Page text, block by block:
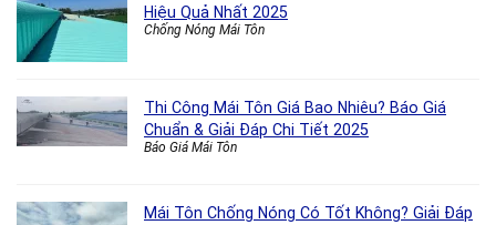
Hiệu Quả Nhất 2025
Chống Nóng Mái Tôn
Thi Công Mái Tôn Giá Bao Nhiêu? Báo Giá
Chuẩn & Giải Đáp Chi Tiết 2025
Báo Giá Mái Tôn
Mái Tôn Chống Nóng Có Tốt Không? Giải Đáp